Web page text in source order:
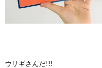
ウサギさんだ!!!